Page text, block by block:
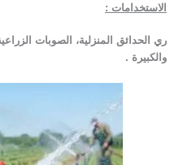
الاستخدامات :
ري الحدائق المنزلية، الصوبات
والكبيرة .